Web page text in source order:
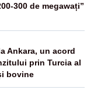
300 de megawați”
Ankara, un acord
prin Turcia al
bovine